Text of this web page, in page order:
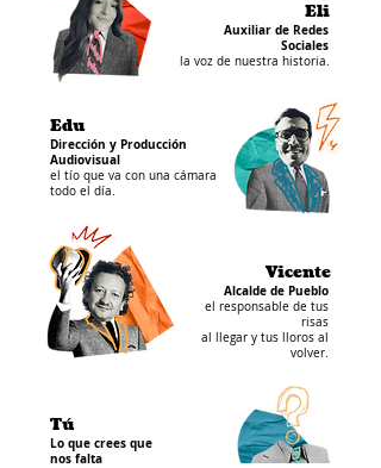
Edu
Dirección y Producción
Audiovisual
el tío que va con una cámara
todo el día.
Eli
Auxiliar de Redes
Sociales
la voz de nuestra historia.
Vicente
Alcalde de Pueblo
el responsable de tus
risas
al llegar y tus lloros al
volver.
Tú
Lo que crees que
nos falta